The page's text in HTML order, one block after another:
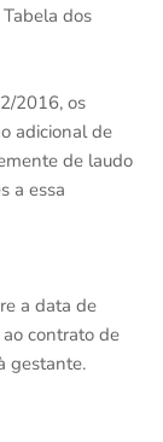
dos
2016, os
adicional de
de laudo
a essa
a data de
contrato de
gestante.